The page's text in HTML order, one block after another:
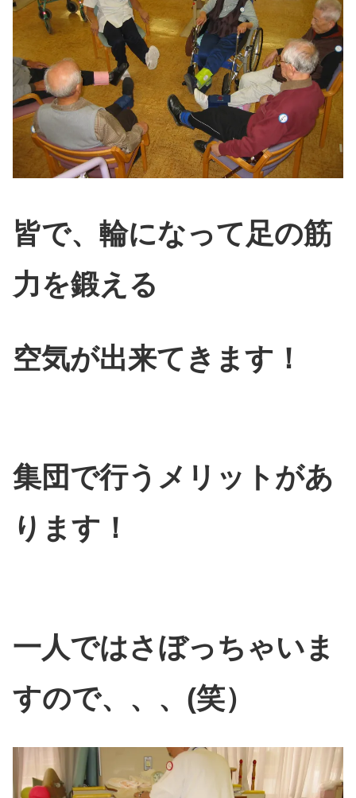
皆で、輪になって足の筋
力を鍛える
空気が出来てきます！
集団で行うメリットがあ
ります！
一人ではさぼっちゃいま
すので、、、(笑）